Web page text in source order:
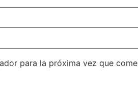
para la próxima vez que